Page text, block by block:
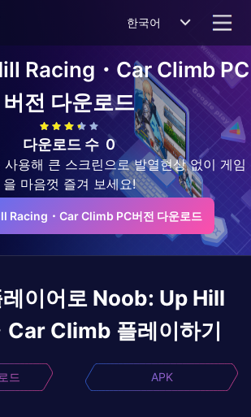
한국어
Racing・Car ClimbPC
버전 다운로드
다운로드 수 0
용해 큰 스크린으로 발열현상 없이 게임
을 마음껏 즐겨 보세요!
Racing・Car Climb PC버전 다운로드
이어로 Noob: Up Hill
Car Climb 플레이하기
드 APK